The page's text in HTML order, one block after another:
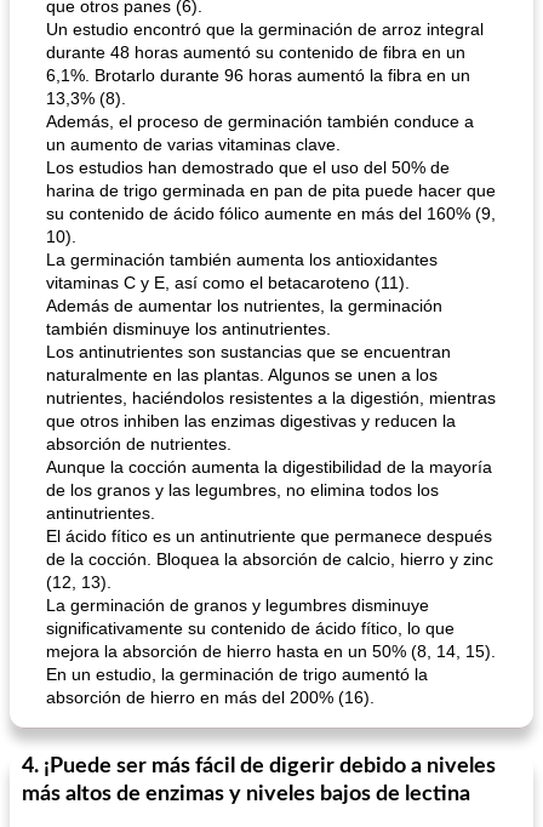
que otros panes (6).
Un estudio encontró que la germinación de arroz integral
durante 48 horas aumentó su contenido de fibra en un
6,1%. Brotarlo durante 96 horas aumentó la fibra en un
13,3% (8).
Además, el proceso de germinación también conduce a
un aumento de varias vitaminas clave.
Los estudios han demostrado que el uso del 50% de
harina de trigo germinada en pan de pita puede hacer que
su contenido de ácido fólico aumente en más del 160% (9,
10).
La germinación también aumenta los antioxidantes
vitaminas C y E, así como el betacaroteno (11).
Además de aumentar los nutrientes, la germinación
también disminuye los antinutrientes.
Los antinutrientes son sustancias que se encuentran
naturalmente en las plantas. Algunos se unen a los
nutrientes, haciéndolos resistentes a la digestión, mientras
que otros inhiben las enzimas digestivas y reducen la
absorción de nutrientes.
Aunque la cocción aumenta la digestibilidad de la mayoría
de los granos y las legumbres, no elimina todos los
antinutrientes.
El ácido fítico es un antinutriente que permanece después
de la cocción. Bloquea la absorción de calcio, hierro y zinc
(12, 13).
La germinación de granos y legumbres disminuye
significativamente su contenido de ácido fítico, lo que
mejora la absorción de hierro hasta en un 50% (8, 14, 15).
En un estudio, la germinación de trigo aumentó la
absorción de hierro en más del 200% (16).
4. ¡Puede ser más fácil de digerir debido a niveles
más altos de enzimas y niveles bajos de lectina